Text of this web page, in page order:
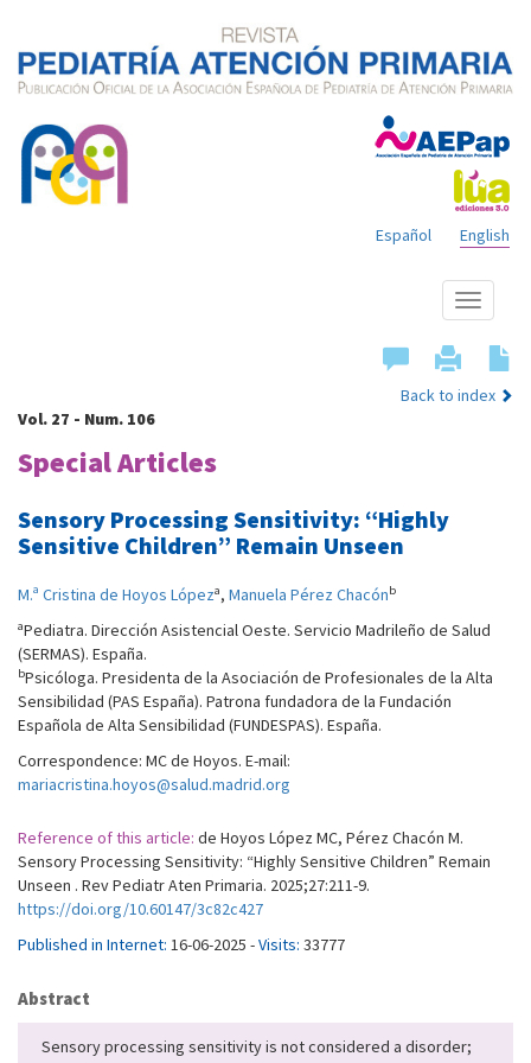
English
Español
Show
menu
Back to index
Vol. 27 - Num. 106
Special Articles
Sensory Processing Sensitivity: “Highly
Sensitive Children” Remain Unseen
M.ª Cristina de Hoyos Lópeza, Manuela Pérez Chacónb
aPediatra. Dirección Asistencial Oeste. Servicio Madrileño de Salud
(SERMAS). España.
bPsicóloga. Presidenta de la Asociación de Profesionales de la Alta
Sensibilidad (PAS España). Patrona fundadora de la Fundación
Española de Alta Sensibilidad (FUNDESPAS). España.
Correspondence: MC de Hoyos. E-mail:
mariacristina.hoyos@salud.madrid.org
Reference of this article: de Hoyos López MC, Pérez Chacón M.
Sensory Processing Sensitivity: “Highly Sensitive Children” Remain
Unseen . Rev Pediatr Aten Primaria. 2025;27:211-9.
https://doi.org/10.60147/3c82c427
Published in Internet: 16-06-2025 -Visits: 33777
Abstract
Sensory processing sensitivity is not considered a disorder;